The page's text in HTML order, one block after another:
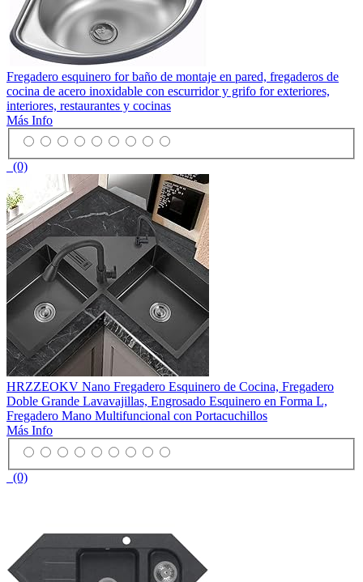
Fregadero esquinero for baño de montaje en pared, fregaderos de
cocina de acero inoxidable con escurridor y grifo for exteriores,
interiores, restaurantes y cocinas
Más Info
(0)
HRZZEOKV Nano Fregadero Esquinero de Cocina, Fregadero
Doble Grande Lavavajillas, Engrosado Esquinero en Forma L,
Fregadero Mano Multifuncional con Portacuchillos
Más Info
(0)